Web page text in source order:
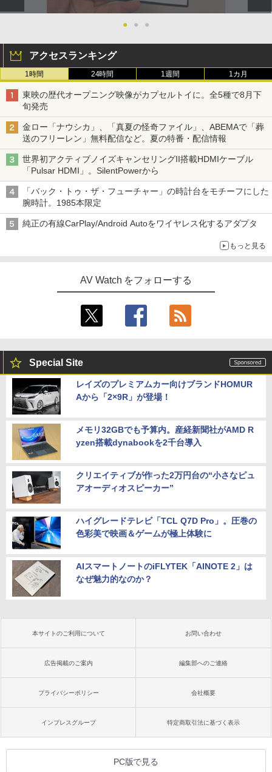
● ● ●
アクセスランキング
1時間 24時間 1週間 1カ月
東映の歴代オープニング映像がカプセルトイに。全5種で8月下
旬発売
金ロー「ナウシカ」、「真夏の怪奇ファイル」、ABEMAで「葬
送のフリーレン」無料配信など。夏の特番・配信情報
世界初アクティブノイズキャンセリングII搭載HDMIケーブル
「Pulsar HDMI」。SilentPowerから
「バック・トゥ・ザ・フューチャー」の時計台をモチーフにした
腕時計。1985本限定
純正の有線CarPlay/Android Autoをワイヤレス化するアダプタ
もっと見る
AV Watch をフォローする
Special Site
レイズのプレミアムカー向けブランドHOMUR
Aから「2×9R」が登場！
メモリ32GBでも予算内。産経新聞社がAMD R
yzen搭載dynabookを2千台導入
クリエイティブが作った2万円台の“小さなピュ
アオーディオスピーカー”
ハイグレードテレビ「TCL Q7D Pro」。圧巻の
色彩美で映画＆ゲームが極上体験に
AIスマートノートのiFLYTEK「AINOTE 2」は
なぜ魅力的なのか？
本サイトのご利用について お問い合わせ
広告掲載のご案内 編集部へのご連絡
プライバシーポリシー 会社概要
インプレスグループ 特定商取引法に基づく表示
PC版で見る